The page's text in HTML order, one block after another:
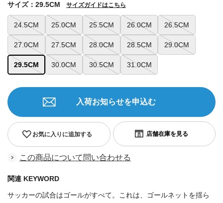
24.5CM 25.0CM 25.5CM 26.0CM 26.5CM
27.0CM 27.5CM 28.0CM 28.5CM 29.0CM
29.5CM 30.0CM 30.5CM 31.0CM
サイズ：29.5CM サイズガイドはこちら
お気に入りに追加する
入荷お知らせを申込む
この商品について問い合わせる
関連 KEYWORD
サッカーの試合はゴールがすべて。これは、ゴールネットを揺ら